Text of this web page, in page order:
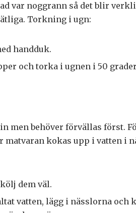
var noggrann så det blir
Torkning i ugn:
handduk.
och torka i ugnen i 50
men behöver förvällas först.
matvaran kokas upp i vatten i
dem väl.
vatten, lägg i nässlorna och